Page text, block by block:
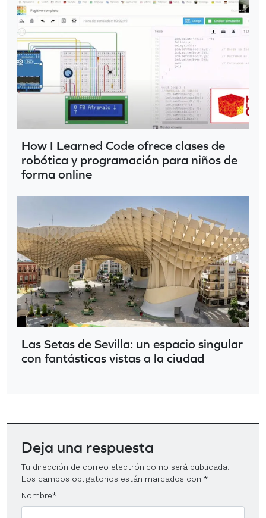
How I Learned Code ofrece clases de
robótica y programación para niños de
forma online
Las Setas de Sevilla: un espacio singular
con fantásticas vistas a la ciudad
Deja una respuesta
Tu dirección de correo electrónico no será publicada.
Los campos obligatorios están marcados con *
Nombre*